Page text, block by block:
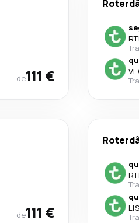
de111 €
de111 €
LIS